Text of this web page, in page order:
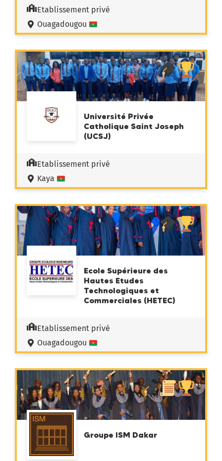
Etablissement privé
Ouagadougou
Université Privée
Catholique Saint Joseph
(UCSJ)
Etablissement privé
Kaya
Ecole Supérieure des
Hautes Etudes
Technologiques et
Commerciales (HETEC)
Etablissement privé
Ouagadougou
Groupe ISM Dakar